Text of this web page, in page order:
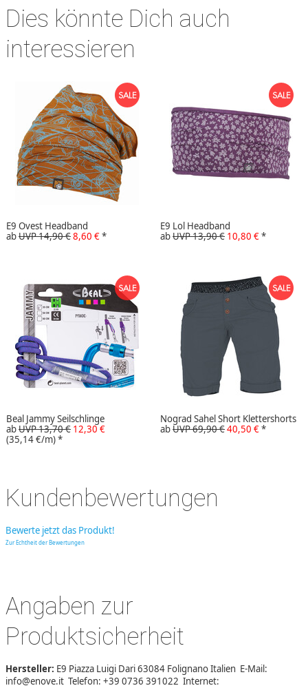
Dies könnte Dich auch
interessieren
E9 Ovest Headband
abUVP 14,90 €8,60 €*
E9 Lol Headband
abUVP 13,90 € 10,80 €*
Beal Jammy Seilschlinge
abUVP 13,70 € 12,30 €
(35,14 €/m)*
Nograd Sahel Short Klettershorts
abUVP 69,90 €40,50 €*
Kundenbewertungen
Bewerte jetzt das Produkt!
Zur Echtheit der Bewertungen
Angaben zur
Produktsicherheit
Hersteller: E9 Piazza Luigi Dari 63084 Folignano Italien E-Mail:
info@enove.it Telefon: +39 0736 391022 Internet: